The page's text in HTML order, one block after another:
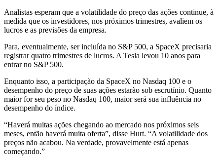
Analistas esperam que a volatilidade do preço das ações continue, à
medida que os investidores, nos próximos trimestres, avaliem os
lucros e as previsões da empresa.
Para, eventualmente, ser incluída no S&P 500, a SpaceX precisaria
registrar quatro trimestres de lucros. A Tesla levou 10 anos para
entrar no S&P 500.
Enquanto isso, a participação da SpaceX no Nasdaq 100 e o
desempenho do preço de suas ações estarão sob escrutínio. Quanto
maior for seu peso no Nasdaq 100, maior será sua influência no
desempenho do índice.
“Haverá muitas ações chegando ao mercado nos próximos seis
meses, então haverá muita oferta”, disse Hurt. “A volatilidade dos
preços não acabou. Na verdade, provavelmente está apenas
começando.”